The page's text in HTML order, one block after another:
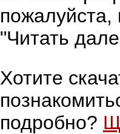
пожалуйста,
"Читать
Хотите
подробно?